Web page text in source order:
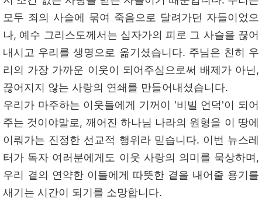
모두 죄의 사슬에 묶여 죽음으로 달려가던 자들이었으
나, 예수 그리스도께서는 십자가의 피로 그 사슬을 끊어
내시고 우리를 생명으로 옮기셨습니다. 주님은 친히 우
리의 가장 가까운 이웃이 되어주심으로써 배제가 아닌,
끊어지지 않는 사랑의 연쇄를 만들어내셨습니다.
우리가 마주하는 이웃들에게 기꺼이 '비빌 언덕'이 되어
주는 것이야말로, 깨어진 하나님 나라의 원형을 이 땅에
이뤄가는 진정한 선교적 행위라 믿습니다. 이번 뉴스레
터가 독자 여러분에게도 이웃 사랑의 의미를 묵상하며,
우리 곁의 연약한 이들에게 따뜻한 곁을 내어줄 용기를
새기는 시간이 되기를 소망합니다.